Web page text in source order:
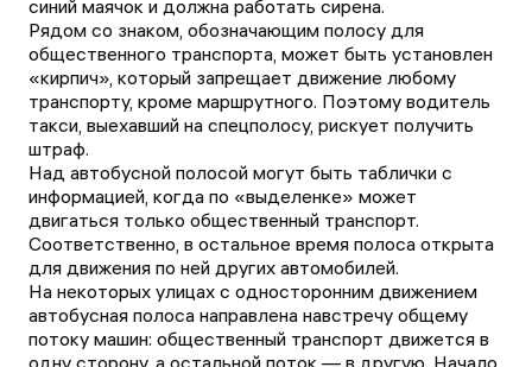
синий маячок и должна работать сирена.
Рядом со знаком, обозначающим полосу для
общественного транспорта, может быть установлен
«кирпич», который запрещает движение любому
транспорту, кроме маршрутного. Поэтому водитель
такси, выехавший на спецполосу, рискует получить
штраф.
Над автобусной полосой могут быть таблички с
информацией, когда по «выделенке» может
двигаться только общественный транспорт.
Соответственно, в остальное время полоса открыта
для движения по ней других автомобилей.
На некоторых улицах с односторонним движением
автобусная полоса направлена навстречу общему
потоку машин: общественный транспорт движется в
одну сторону, а остальной поток — в другую. Начало